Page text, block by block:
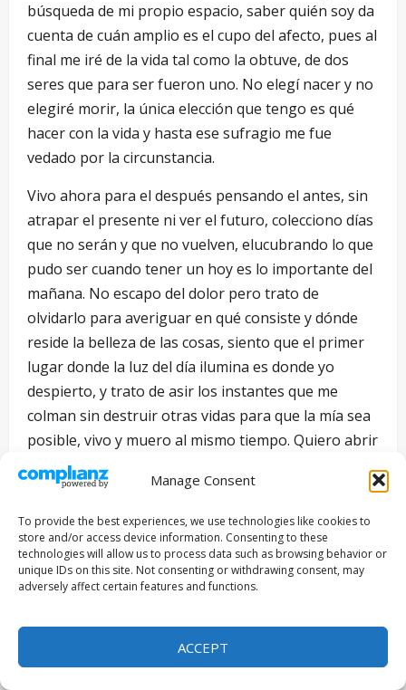
Manage Consent
To provide the best experiences, we use technologies like cookies to
store and/or access device information. Consenting to these
technologies will allow us to process data such as browsing behavior or
unique IDs on this site. Not consenting or withdrawing consent, may
adversely affect certain features and functions.
ACCEPT
búsqueda de mi propio espacio, saber quién soy da
cuenta de cuán amplio es el cupo del afecto, pues al
final me iré de la vida tal como la obtuve, de dos
seres que para ser fueron uno. No elegí nacer y no
elegiré morir, la única elección que tengo es qué
hacer con la vida y hasta ese sufragio me fue
vedado por la circunstancia.
Vivo ahora para el después pensando el antes, sin
atrapar el presente ni ver el futuro, colecciono días
que no serán y que no vuelven, elucubrando lo que
pudo ser cuando tener un hoy es lo importante del
mañana. No escapo del dolor pero trato de
olvidarlo para averiguar en qué consiste y dónde
reside la belleza de las cosas, siento que el primer
lugar donde la luz del día ilumina es donde yo
despierto, y trato de asir los instantes que me
colman sin destruir otras vidas para que la mía sea
posible, vivo y muero al mismo tiempo. Quiero abrir
y cerrar los ojos, ser como las manchas que dejan
las gotas de lluvia y que al final desaparecen; ser el
principio de algo, el fin de un relato, el clímax de
una obra. Quiero vivir los días uno a uno, ser el
guiño que invita, la tentación, el deseo perverso,
admirar la belleza sin tocarla, sentir de cerca, sentir